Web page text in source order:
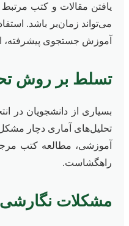
یافتن مقالات و کتب مرتبط
می‌تواند زمان‌بر باشد.
آموزش جستجوی
تسلط بر روش
بسیاری از دانشجویان در
تحلیل‌های آماری دچار
آموزشی، مطالعه کتب
راهگشاست.
مشکلات